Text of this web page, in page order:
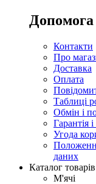
Допомога
Контакти
Про
Доставка
Оплата
Таблиці
Обмін і
Гарантія і
Угода
даних
Каталог товарів
М'ячі